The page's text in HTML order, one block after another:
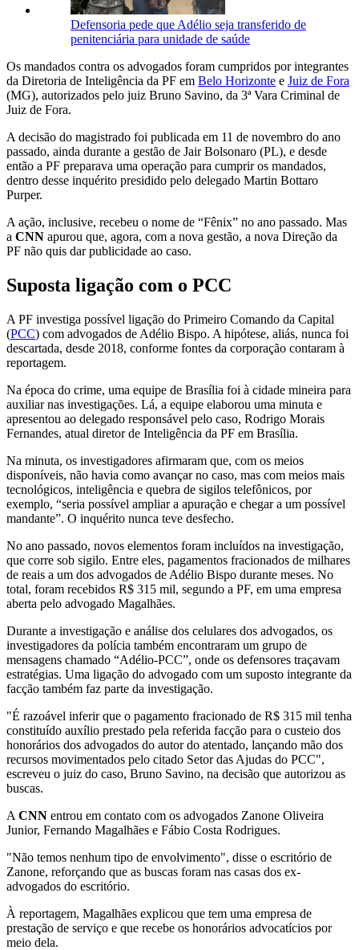
Defensoria pede que Adélio seja transferido de
penitenciária para unidade de saúde
Os mandados contra os advogados foram cumpridos por integrantes
da Diretoria de Inteligência da PF em Belo Horizonte e Juiz de Fora
(MG), autorizados pelo juiz Bruno Savino, da 3ª Vara Criminal de
Juiz de Fora.
A decisão do magistrado foi publicada em 11 de novembro do ano
passado, ainda durante a gestão de Jair Bolsonaro (PL), e desde
então a PF preparava uma operação para cumprir os mandados,
dentro desse inquérito presidido pelo delegado Martin Bottaro
Purper.
A ação, inclusive, recebeu o nome de “Fênix” no ano passado. Mas
a CNN apurou que, agora, com a nova gestão, a nova Direção da
PF não quis dar publicidade ao caso.
Suposta ligação com o PCC
A PF investiga possível ligação do Primeiro Comando da Capital
(PCC) com advogados de Adélio Bispo. A hipótese, aliás, nunca foi
descartada, desde 2018, conforme fontes da corporação contaram à
reportagem.
Na época do crime, uma equipe de Brasília foi à cidade mineira para
auxiliar nas investigações. Lá, a equipe elaborou uma minuta e
apresentou ao delegado responsável pelo caso, Rodrigo Morais
Fernandes, atual diretor de Inteligência da PF em Brasília.
Na minuta, os investigadores afirmaram que, com os meios
disponíveis, não havia como avançar no caso, mas com meios mais
tecnológicos, inteligência e quebra de sigilos telefônicos, por
exemplo, “seria possível ampliar a apuração e chegar a um possível
mandante”. O inquérito nunca teve desfecho.
No ano passado, novos elementos foram incluídos na investigação,
que corre sob sigilo. Entre eles, pagamentos fracionados de milhares
de reais a um dos advogados de Adélio Bispo durante meses. No
total, foram recebidos R$ 315 mil, segundo a PF, em uma empresa
aberta pelo advogado Magalhães.
Durante a investigação e análise dos celulares dos advogados, os
investigadores da polícia também encontraram um grupo de
mensagens chamado “Adélio-PCC”, onde os defensores traçavam
estratégias. Uma ligação do advogado com um suposto integrante da
facção também faz parte da investigação.
"É razoável inferir que o pagamento fracionado de R$ 315 mil tenha
constituído auxílio prestado pela referida facção para o custeio dos
honorários dos advogados do autor do atentado, lançando mão dos
recursos movimentados pelo citado Setor das Ajudas do PCC",
escreveu o juiz do caso, Bruno Savino, na decisão que autorizou as
buscas.
A CNN entrou em contato com os advogados Zanone Oliveira
Junior, Fernando Magalhães e Fábio Costa Rodrigues.
"Não temos nenhum tipo de envolvimento", disse o escritório de
Zanone, reforçando que as buscas foram nas casas dos ex-
advogados do escritório.
À reportagem, Magalhães explicou que tem uma empresa de
prestação de serviço e que recebe os honorários advocatícios por
meio dela.